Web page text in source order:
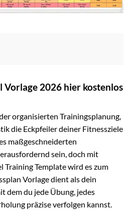
Vorlage 2026 hier kostenlos
organisierten Trainingsplanung,
die Eckpfeiler deiner Fitnessziele
maßgeschneiderten
sein, doch mit
Training Template wird es zum
Vorlage dient als dein
dem du jede Übung, jedes
präzise verfolgen kannst.